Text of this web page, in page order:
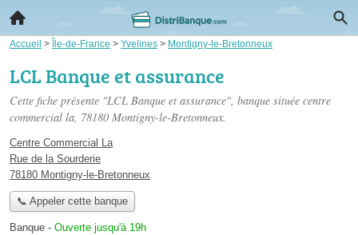
Accueil > Île-de-France > Yvelines > Montigny-le-Bretonneux
LCL Banque et assurance
Cette fiche présente "LCL Banque et assurance", banque située centre
commercial la, 78180 Montigny-le-Bretonneux.
Centre Commercial La
Rue de la Sourderie
78180 Montigny-le-Bretonneux
📞 Appeler cette banque
Banque - Ouverte jusqu'à 19h